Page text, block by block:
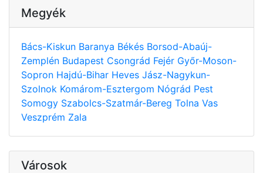
Megyék
Bács-Kiskun Baranya Békés Borsod-Abaúj-
Zemplén Budapest Csongrád Fejér Győr-Moson-
Sopron Hajdú-Bihar Heves Jász-Nagykun-
Szolnok Komárom-Esztergom Nógrád Pest
Somogy Szabolcs-Szatmár-Bereg Tolna Vas
Veszprém Zala
Városok